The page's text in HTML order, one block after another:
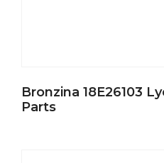
Bronzina 18E26103
Parts